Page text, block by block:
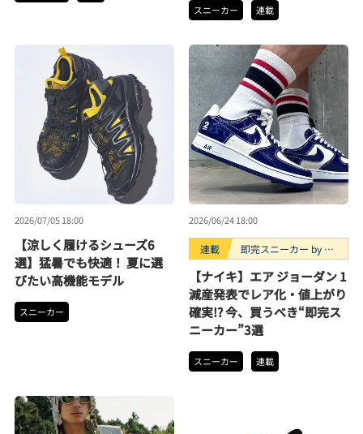
スニーカー 連載
2026/07/05 18:00
【涼しく履けるシューズ6
選】猛暑でも快適！ 夏に選
びたい高機能モデル
スニーカー
2026/06/24 18:00
連載
即完スニーカー by ス
【ナイキ】エア ジョーダン 1
減産発表でレア化・値上がり
確実!? 今、買うべき“即完ス
ニーカー”3選
スニーカー 連載